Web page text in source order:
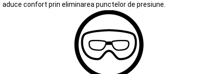
aduce confort prin eliminarea punctelor de presiune.